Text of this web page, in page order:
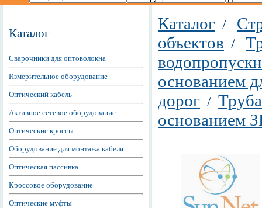
Каталог
Сварочники для оптоволокна
Измерительное оборудование
Оптический кабель
Активное сетевое оборудование
Оптические кроссы
Оборудование для монтажа кабеля
Оптическая пассивка
Кроссовое оборудование
Оптические муфты
Каталог /
объектов /
основанием
дорог /
основанием